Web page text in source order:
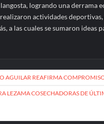
logrando una derrama
actividades
a las cuales se sumaron ideas
AGUILAR REAFIRMA
LEZAMA COSECHADORAS DE